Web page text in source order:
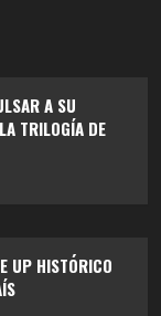
A SU
TRILOGÍA DE
UP HISTÓRICO